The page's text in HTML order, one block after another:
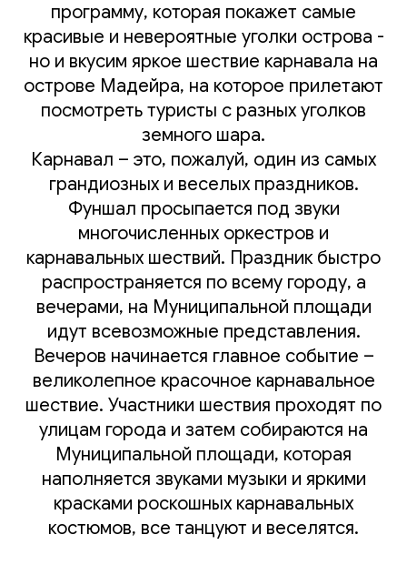
программу, которая покажет самые
красивые и невероятные уголки острова -
но и вкусим яркое шествие карнавала на
острове Мадейра, на которое прилетают
посмотреть туристы с разных уголков
земного шара.
Карнавал – это, пожалуй, один из самых
грандиозных и веселых праздников.
Фуншал просыпается под звуки
многочисленных оркестров и
карнавальных шествий. Праздник быстро
распространяется по всему городу, а
вечерами, на Муниципальной площади
идут всевозможные представления.
Вечеров начинается главное событие –
великолепное красочное карнавальное
шествие. Участники шествия проходят по
улицам города и затем собираются на
Муниципальной площади, которая
наполняется звуками музыки и яркими
красками роскошных карнавальных
костюмов, все танцуют и веселятся.